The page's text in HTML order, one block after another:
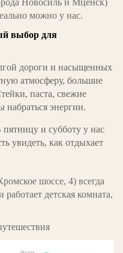
Новосиль и Мценск)
можно у нас.
выбор для
дороги и насыщенных
атмосферу, большие
паста, свежие
энергии.
и субботу у нас
увидеть, как отдыхает
шоссе, 4) всегда
детская комната,